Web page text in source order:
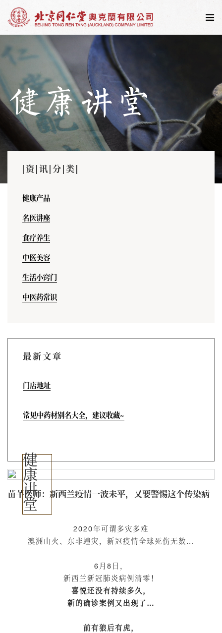
健康讲堂
|资|讯|分|类|
健康产品
名医讲座
食疗养生
中医美容
生活小窍门
中医药常识
最新文章
门店地址
常见中药材别名大全，建议收藏~
健
康
讲
堂
苗芊医师：新西兰疫情一波未平，又要警惕这个传染病
2020年可谓多灾多难
澳洲山火、东非蝗灾，新冠疫情全球死伤无数…
6月8日，
新西兰新冠肺炎病例清零！
喜悦还没有持续多久，
新的确诊案例又出现了…
前有狼后有虎，